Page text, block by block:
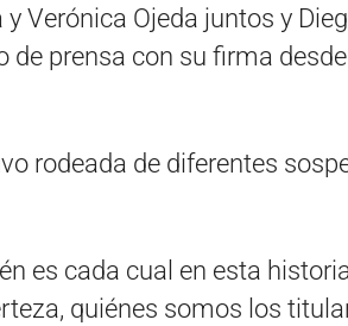
Verónica Ojeda juntos y
prensa con su firma
rodeada de diferentes
es cada cual en esta
quiénes somos los